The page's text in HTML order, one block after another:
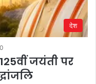
देश
जयंती पर